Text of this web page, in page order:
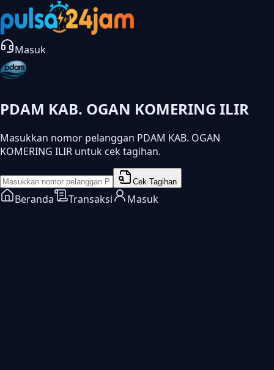
Masuk
PDAM KAB. OGAN KOMERING ILIR
Masukkan nomor pelanggan PDAM KAB. OGAN
KOMERING ILIR untuk cek tagihan.
Cek Tagihan
Beranda Transaksi Masuk